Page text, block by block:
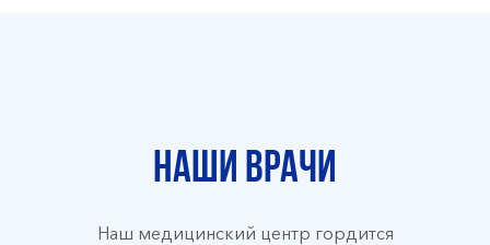
Наши врачи
Наш медицинский центр гордится